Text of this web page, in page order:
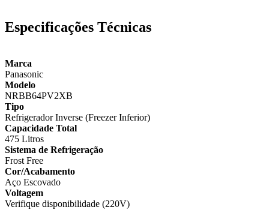
Especificações Técnicas
Marca
Panasonic
Modelo
NRBB64PV2XB
Tipo
Refrigerador Inverse (Freezer Inferior)
Capacidade Total
475 Litros
Sistema de Refrigeração
Frost Free
Cor/Acabamento
Aço Escovado
Voltagem
Verifique disponibilidade (220V)